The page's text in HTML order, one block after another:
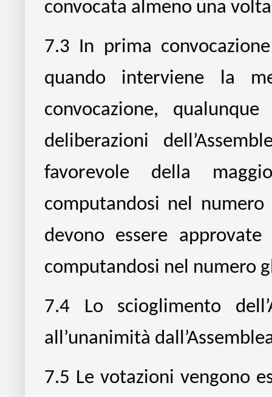
convocata almeno una
7.3 In prima
quando interviene la
convocazione,
deliberazioni
favorevole della
computandosi nel
devono essere
computandosi nel numero
7.4
Lo scioglimento
all’unanimità
7.5 Le votazioni vengono